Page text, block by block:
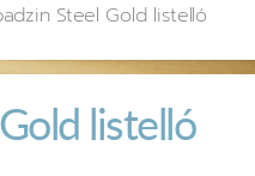
Steel Gold listelló
listelló